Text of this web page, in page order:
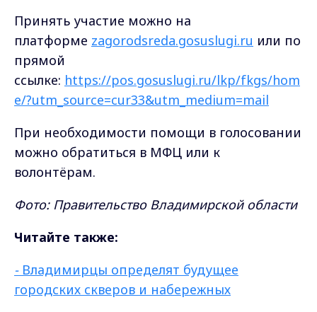
Принять участие можно на
платформе zagorodsreda.gosuslugi.ru или по
прямой
ссылке: https://pos.gosuslugi.ru/lkp/fkgs/hom
e/?utm_source=cur33&utm_medium=mail
При необходимости помощи в голосовании
можно обратиться в МФЦ или к
волонтёрам.
Фото: Правительство Владимирской области
Читайте также:
- Владимирцы определят будущее
городских скверов и набережных